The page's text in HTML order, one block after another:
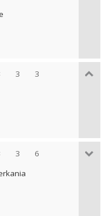
3 3
3 6